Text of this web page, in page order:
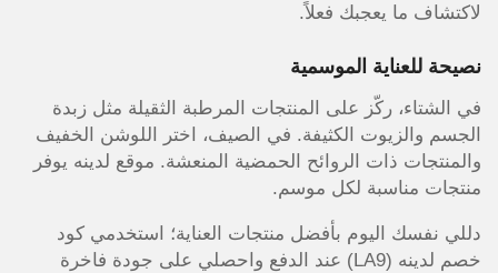
لاكتشاف ما يعجبك فعلاً.
نصيحة للعناية الموسمية
في الشتاء، ركّز على المنتجات المرطبة الثقيلة مثل زبدة
الجسم والزيوت الكثيفة. في الصيف، اختر اللوشن الخفيف
والمنتجات ذات الروائح الحمضية المنعشة. موقع لدينه يوفر
منتجات مناسبة لكل موسم.
دللي نفسك اليوم بأفضل منتجات العناية؛ استخدمي كود
خصم لدينه (LA9) عند الدفع واحصلي على جودة فاخرة